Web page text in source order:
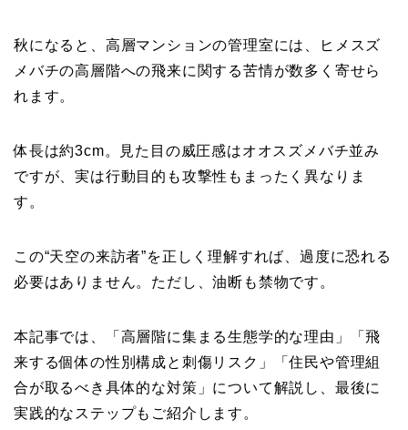
秋になると、高層マンションの管理室には、ヒメスズ
メバチの高層階への飛来に関する苦情が数多く寄せら
れます。
体長は約3cm。見た目の威圧感はオオスズメバチ並み
ですが、実は行動目的も攻撃性もまったく異なりま
す。
この“天空の来訪者”を正しく理解すれば、過度に恐れる
必要はありません。ただし、油断も禁物です。
本記事では、「高層階に集まる生態学的な理由」「飛
来する個体の性別構成と刺傷リスク」「住民や管理組
合が取るべき具体的な対策」について解説し、最後に
実践的なステップもご紹介します。